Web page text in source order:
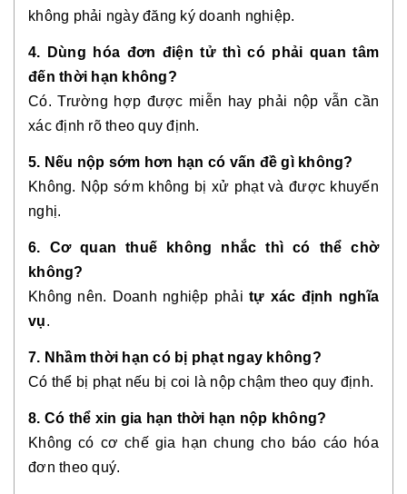
không phải ngày đăng ký doanh nghiệp.
4. Dùng hóa đơn điện tử thì có phải quan tâm
đến thời hạn không?
Có. Trường hợp được miễn hay phải nộp vẫn cần
xác định rõ theo quy định.
5. Nếu nộp sớm hơn hạn có vấn đề gì không?
Không. Nộp sớm không bị xử phạt và được khuyến
nghị.
6. Cơ quan thuế không nhắc thì có thể chờ
không?
Không nên. Doanh nghiệp phải tự xác định nghĩa
vụ.
7. Nhầm thời hạn có bị phạt ngay không?
Có thể bị phạt nếu bị coi là nộp chậm theo quy định.
8. Có thể xin gia hạn thời hạn nộp không?
Không có cơ chế gia hạn chung cho báo cáo hóa
đơn theo quý.